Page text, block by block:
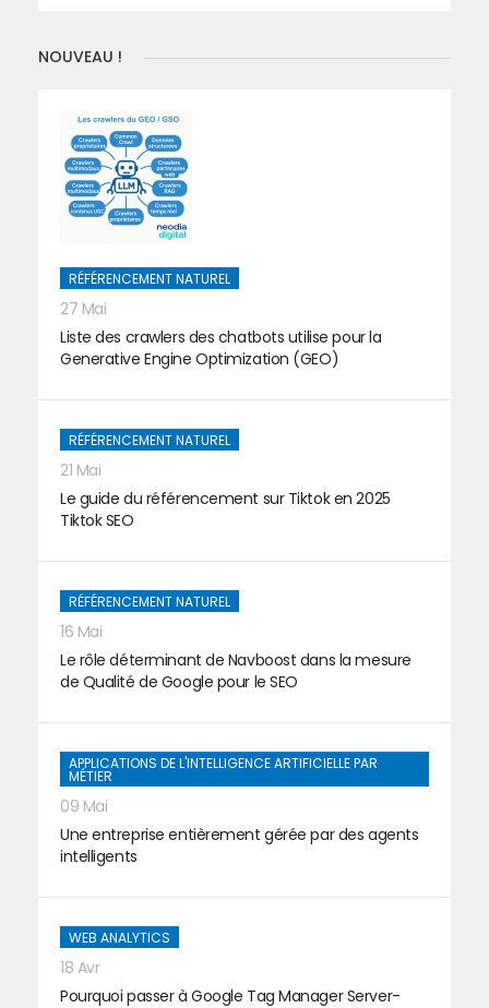
NOUVEAU !
RÉFÉRENCEMENT NATUREL
27 Mai
Liste des crawlers des chatbots utilise pour la
Generative Engine Optimization (GEO)
RÉFÉRENCEMENT NATUREL
21 Mai
Le guide du référencement sur Tiktok en 2025
Tiktok SEO
RÉFÉRENCEMENT NATUREL
16 Mai
Le rôle déterminant de Navboost dans la mesure
de Qualité de Google pour le SEO
APPLICATIONS DE L'INTELLIGENCE ARTIFICIELLE PAR
MÉTIER
09 Mai
Une entreprise entièrement gérée par des agents
intelligents
WEB ANALYTICS
18 Avr
Pourquoi passer à Google Tag Manager Server-